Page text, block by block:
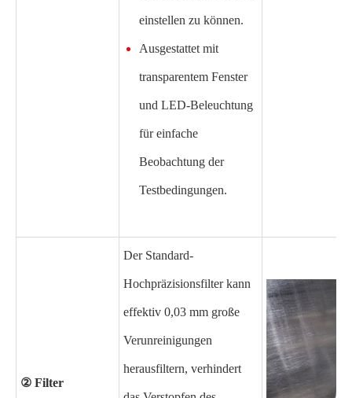
einstellen zu können.
Ausgestattet mit
transparentem Fenster
und LED-Beleuchtung
für einfache
Beobachtung der
Testbedingungen.
② Filter
Der Standard-
Hochpräzisionsfilter kann
effektiv 0,03 mm große
Verunreinigungen
herausfiltern, verhindert